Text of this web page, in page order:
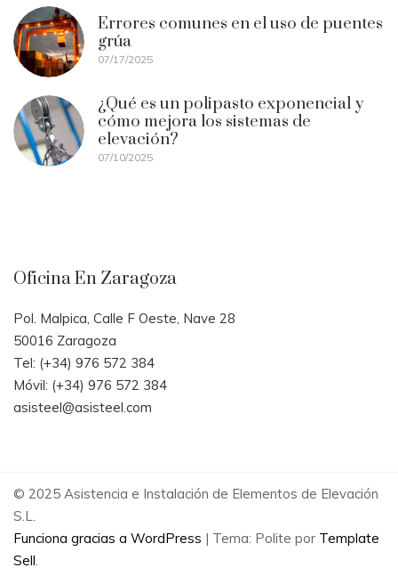
Errores comunes en el uso de puentes
grúa
07/17/2025
¿Qué es un polipasto exponencial y
cómo mejora los sistemas de
elevación?
07/10/2025
Oficina En Zaragoza
Pol. Malpica, Calle F Oeste, Nave 28
50016 Zaragoza
Tel: (+34) 976 572 384
Móvil: (+34) 976 572 384
asisteel@asisteel.com
© 2025 Asistencia e Instalación de Elementos de Elevación
S.L.
Funciona gracias a WordPress | Tema: Polite por Template
Sell.